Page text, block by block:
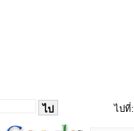
ไปที่: